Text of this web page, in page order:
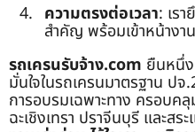
ความตรงต่อเวลา: เร
สำคัญ พร้อมเข้าหน้างา
รถเครนรับจ้าง.com ยืนหนึ่ง
มั่นใจในรถเครนมาตรฐาน
การอบรมเฉพาะทาง ครอบ
ฉะเชิงเทรา ปราจีนบุรี และสร